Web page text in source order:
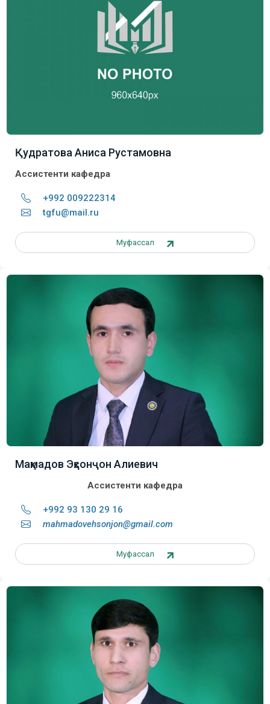
Қудратова Аниса Рустамовна
Ассистенти кафедра
+992 009222314
tgfu@mail.ru
Муфассал
Маҳмадов Эҳсонҷон Алиевич
Ассистенти кафедра
+992 93 130 29 16
mahmadovehsonjon@gmail.com
Муфассал